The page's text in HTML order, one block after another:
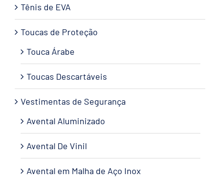
Tênis de EVA
Toucas de Proteção
Touca Árabe
Toucas Descartáveis
Vestimentas de Segurança
Avental Aluminizado
Avental De Vinil
Avental em Malha de Aço Inox